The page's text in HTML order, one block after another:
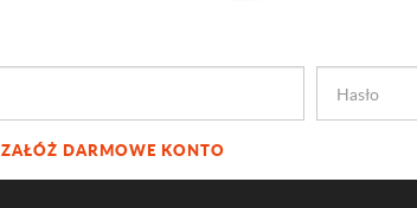
ZAŁÓŻ DARMOWE KONTO